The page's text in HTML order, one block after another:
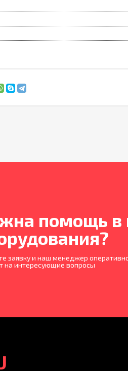
помощь в
заявку и наш менеджер
на интересующие вопросы